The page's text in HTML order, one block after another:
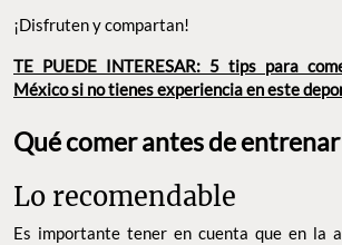
¡Disfruten y compartan!
TE PUEDE INTERESAR: 5 tips para
México si no tienes experiencia en este
Qué comer antes de entrenar
Lo recomendable
Es importante tener en cuenta que en la